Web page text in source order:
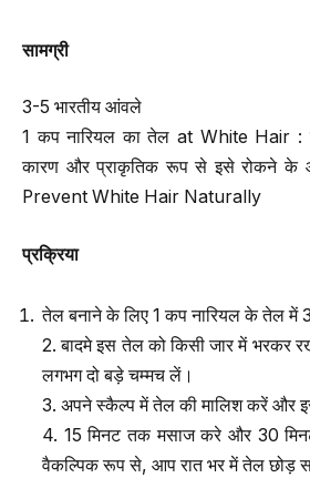
सामग्री
3-5 भारतीय आंवले
1 कप नारियल का तेल at White Hair :
कारण और प्राकृतिक रूप से इसे रोकने
Prevent White Hair Naturally
प्रक्रिया
तेल बनाने के लिए 1 कप नारियल के तेल
2. बादमे इस तेल को किसी जार में भरकर
लगभग दो बड़े चम्मच लें।
3. अपने स्कैल्प में तेल की मालिश करें और
4. 15 मिनट तक मसाज करे और 30
वैकल्पिक रूप से, आप रात भर में तेल छोड़